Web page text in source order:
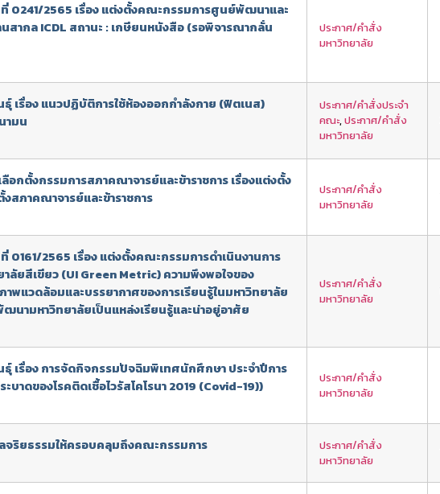
0241/2565 เรื่อง แต่งตั้งคณะกรรมการศูนย์พัฒนาและ
สากล ICDL สถานะ : เกษียนหนังสือ (รอพิจารณากลั่น
ประกาศ/คำสั่ง
มหาวิทยาลัย
เรื่อง แนวปฏิบัติการใช้ห้องออกกำลังกาย (ฟิตเนส)
ามน
ประกาศ/คำสั่งประจำ
คณะ,ประกาศ/คำสั่ง
มหาวิทยาลัย
อกตั้งกรรมการสภาคณาจารย์และข้าราชการ เรื่องแต่งตั้ง
สภาคณาจารย์และข้าราชการ
ประกาศ/คำสั่ง
มหาวิทยาลัย
0161/2565 เรื่อง แต่งตั้งคณะกรรมการดำเนินงานการ
ยสีเขียว (UI Green Metric) ความพึงพอใจของ
พแวดล้อมและบรรยากาศของการเรียนรู้ในมหาวิทยาลัย
นามหาวิทยาลัยเป็นแหล่งเรียนรู้และน่าอยู่อาศัย
ประกาศ/คำสั่ง
มหาวิทยาลัย
เรื่อง การจัดกิจกรรมปัจฉิมพิเทศนักศึกษา ประจำปีการ
บาดของโรคติดเชื้อไวรัสโคโรนา 2019 (Covid-19))
ประกาศ/คำสั่ง
มหาวิทยาลัย
จริยธรรมให้ครอบคลุมถึงคณะกรรมการ
ประกาศ/คำสั่ง
มหาวิทยาลัย